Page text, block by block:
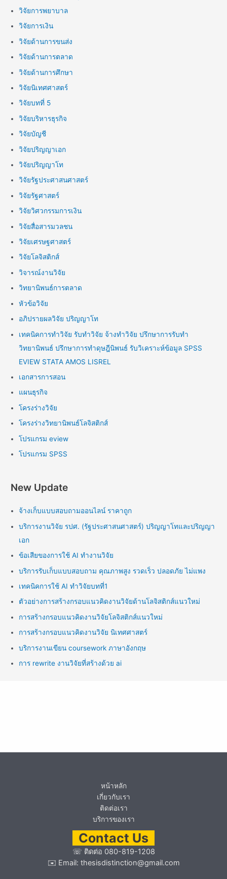
วิจัยการพยาบาล
วิจัยการเงิน
วิจัยด้านการขนส่ง
วิจัยด้านการตลาด
วิจัยด้านการศึกษา
วิจัยนิเทศศาสตร์
วิจัยบทที่ 5
วิจัยบริหารธุรกิจ
วิจัยบัญชี
วิจัยปริญญาเอก
วิจัยปริญญาโท
วิจัยรัฐประศาสนศาสตร์
วิจัยรัฐศาสตร์
วิจัยวิศวกรรมการเงิน
วิจัยสื่อสารมวลชน
วิจัยเศรษฐศาสตร์
วิจัยโลจิสติกส์
วิจารณ์งานวิจัย
วิทยานิพนธ์การตลาด
หัวข้อวิจัย
อภิปรายผลวิจัย ปริญญาโท
เทคนิคการทำวิจัย รับทำวิจัย จ้างทำวิจัย ปรึกษาการรับทำ
วิทยานิพนธ์ ปรึกษาการทำดุษฎีนิพนธ์ รับวิเคราะห์ข้อมูล SPSS
EVIEW STATA AMOS LISREL
เอกสารการสอน
แผนธุรกิจ
โครงร่างวิจัย
โครงร่างวิทยานิพนธ์โลจิสติกส์
โปรแกรม eview
โปรแกรม SPSS
New Update
จ้างเก็บแบบสอบถามออนไลน์ ราคาถูก
บริการงานวิจัย รปศ. (รัฐประศาสนศาสตร์) ปริญญาโทและปริญญา
เอก
ข้อเสียของการใช้ AI ทำงานวิจัย
บริการรับเก็บแบบสอบถาม คุณภาพสูง รวดเร็ว ปลอดภัย ไม่แพง
เทคนิคการใช้ AI ทำวิจัยบทที่1
ตัวอย่างการสร้างกรอบแนวคิดงานวิจัยด้านโลจิสติกส์แนวใหม่
การสร้างกรอบแนวคิดงานวิจัยโลจิสติกส์แนวใหม่
การสร้างกรอบแนวคิดงานวิจัย นิเทศศาสตร์
บริการงานเขียน coursework ภาษาอังกฤษ
การ rewrite งานวิจัยที่สร้างด้วย ai
หน้าหลัก
เกี่ยวกับเรา
ติดต่อเรา
บริการของเรา
Contact Us
☏ ติดต่อ 080-819-1208
✉️ Email: thesisdistinction@gmail.com